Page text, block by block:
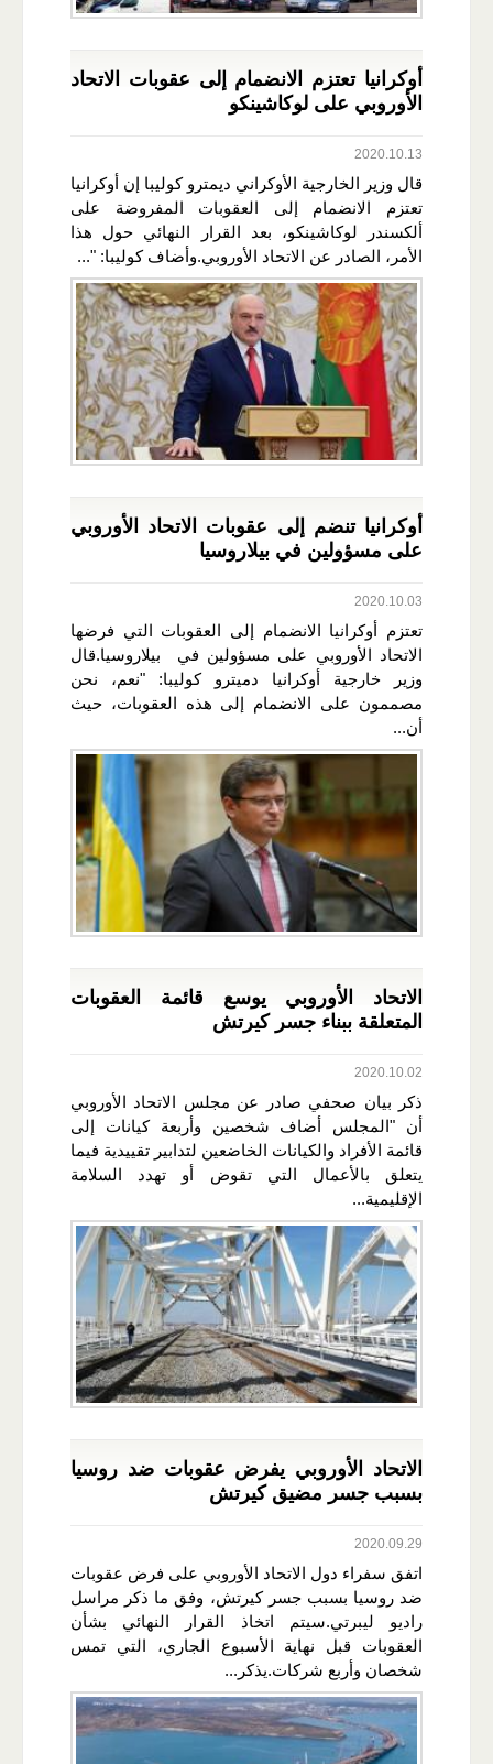
أوكرانيا تعتزم الانضمام إلى عقوبات الاتحاد
الأوروبي على لوكاشينكو
2020.10.13
قال وزير الخارجية الأوكراني ديمترو كوليبا إن أوكرانيا
تعتزم الانضمام إلى العقوبات المفروضة على
ألكسندر لوكاشينكو، بعد القرار النهائي حول هذا
الأمر، الصادر عن الاتحاد الأوروبي.وأضاف كوليبا: "...
أوكرانيا تنضم إلى عقوبات الاتحاد الأوروبي
على مسؤولين في بيلاروسيا
2020.10.03
تعتزم أوكرانيا الانضمام إلى العقوبات التي فرضها
الاتحاد الأوروبي على مسؤولين في بيلاروسيا.قال
وزير خارجية أوكرانيا دميترو كوليبا: "نعم، نحن
مصممون على الانضمام إلى هذه العقوبات، حيث
أن...
الاتحاد الأوروبي يوسع قائمة العقوبات
المتعلقة ببناء جسر كيرتش
2020.10.02
ذكر بيان صحفي صادر عن مجلس الاتحاد الأوروبي
أن "المجلس أضاف شخصين وأربعة كيانات إلى
قائمة الأفراد والكيانات الخاضعين لتدابير تقييدية فيما
يتعلق بالأعمال التي تقوض أو تهدد السلامة
الإقليمية...
الاتحاد الأوروبي يفرض عقوبات ضد روسيا
بسبب جسر مضيق كيرتش
2020.09.29
اتفق سفراء دول الاتحاد الأوروبي على فرض عقوبات
ضد روسيا بسبب جسر كيرتش، وفق ما ذكر مراسل
راديو ليبرتي.سيتم اتخاذ القرار النهائي بشأن
العقوبات قبل نهاية الأسبوع الجاري، التي تمس
شخصان وأربع شركات.يذكر...